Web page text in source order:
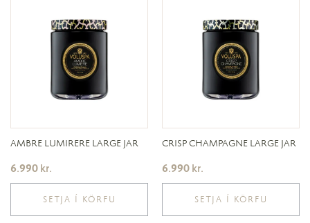
AMBRE LUMIRERE LARGE JAR
6.990 kr.
SETJA Í KÖRFU
CRISP CHAMPAGNE LARGE JAR
6.990 kr.
SETJA Í KÖRFU